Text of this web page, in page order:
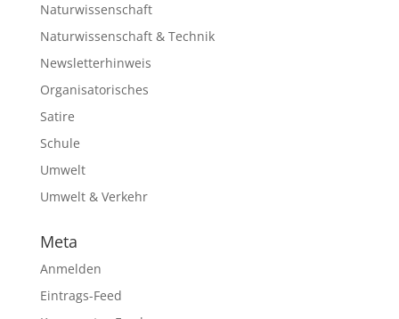
Naturwissenschaft
Naturwissenschaft & Technik
Newsletterhinweis
Organisatorisches
Satire
Schule
Umwelt
Umwelt & Verkehr
Meta
Anmelden
Eintrags-Feed